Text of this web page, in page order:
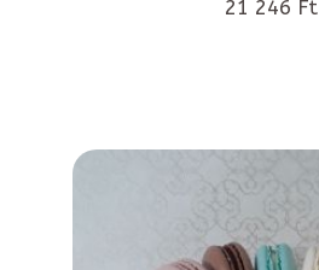
21 246 Ft